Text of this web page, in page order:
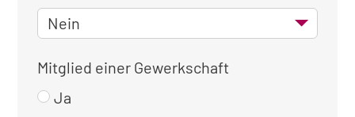
Mitglied einer Gewerkschaft
Ja